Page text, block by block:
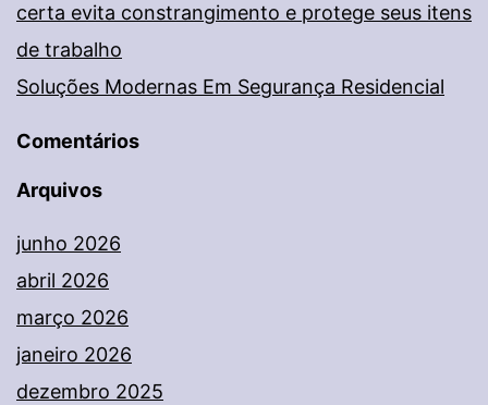
certa evita constrangimento e protege seus itens
de trabalho
Soluções Modernas Em Segurança Residencial
Comentários
Arquivos
junho 2026
abril 2026
março 2026
janeiro 2026
dezembro 2025